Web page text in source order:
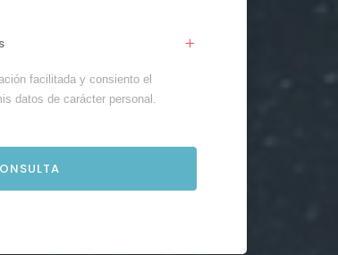
facilitada y consiento el
datos de carácter personal.